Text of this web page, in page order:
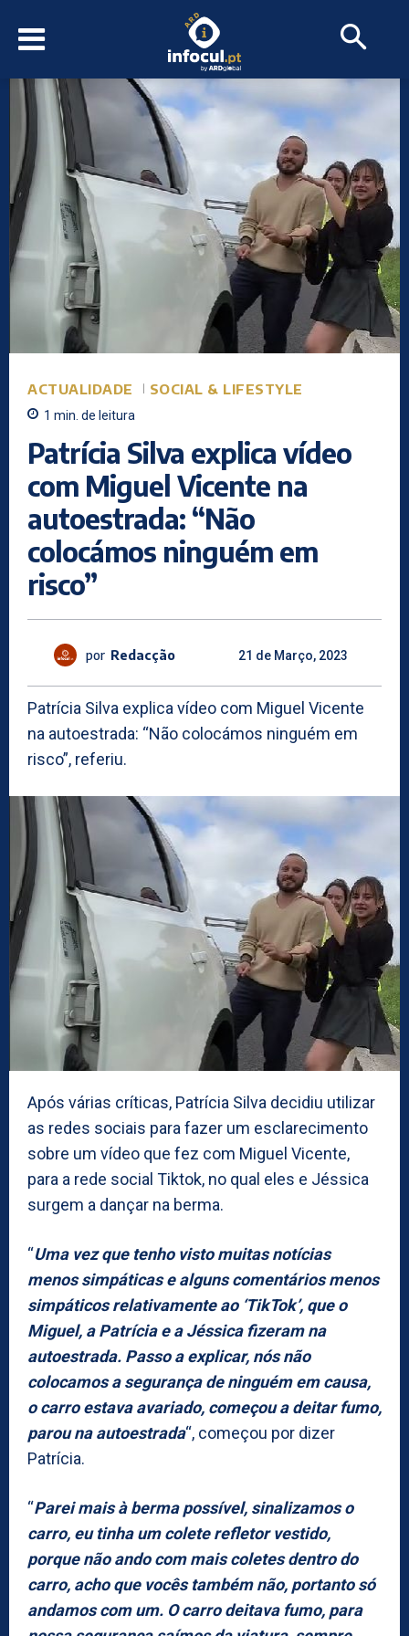
ACTUALIDADE SOCIAL & LIFESTYLE
1 min. de leitura
Patrícia Silva explica vídeo
com Miguel Vicente na
autoestrada: “Não
colocámos ninguém em
risco”
por Redacção 21 de Março, 2023
Patrícia Silva explica vídeo com Miguel Vicente
na autoestrada: “Não colocámos ninguém em
risco”, referiu.
Após várias críticas, Patrícia Silva decidiu utilizar
as redes sociais para fazer um esclarecimento
sobre um vídeo que fez com Miguel Vicente,
para a rede social Tiktok, no qual eles e Jéssica
surgem a dançar na berma.
“Uma vez que tenho visto muitas notícias
menos simpáticas e alguns comentários menos
simpáticos relativamente ao ‘TikTok’, que o
Miguel, a Patrícia e a Jéssica fizeram na
autoestrada. Passo a explicar, nós não
colocamos a segurança de ninguém em causa,
o carro estava avariado, começou a deitar fumo,
parou na autoestrada“, começou por dizer
Patrícia.
“Parei mais à berma possível, sinalizamos o
carro, eu tinha um colete refletor vestido,
porque não ando com mais coletes dentro do
carro, acho que vocês também não, portanto só
andamos com um. O carro deitava fumo, para